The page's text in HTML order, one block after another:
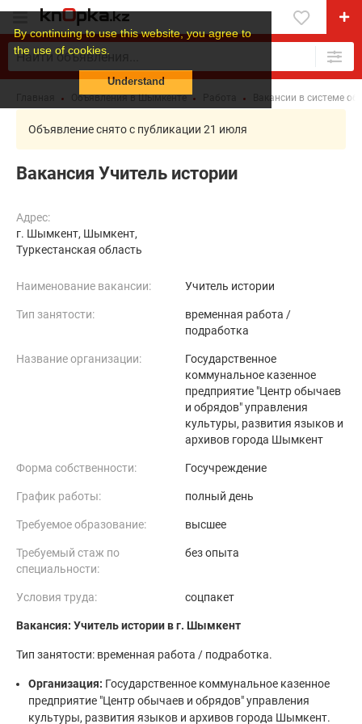
By continuing to use this website, you agree to
the use of cookies.
Understand
Объявления в Шымкенте Вакансии в системе
Объявление снято с публикации 21 июля
Вакансия Учитель истории
Адрес:
г. Шымкент, Шымкент,
Туркестанская область
Наименование вакансии: Учитель истории
Тип занятости:
временная работа /
подработка
Название организации:
Государственное
коммунальное казенное
предприятие "Центр обычаев
и обрядов" управления
культуры, развития языков и
архивов города Шымкент
Форма собственности: Госучреждение
График работы: полный день
Требуемое образование: высшее
Требуемый стаж по
специальности:
без опыта
Условия труда: соцпакет
Вакансия: Учитель истории в г. Шымкент
Тип занятости: временная работа / подработка.
Организация: Государственное коммунальное казенное
предприятие "Центр обычаев и обрядов" управления
культуры, развития языков и архивов города Шымкент.